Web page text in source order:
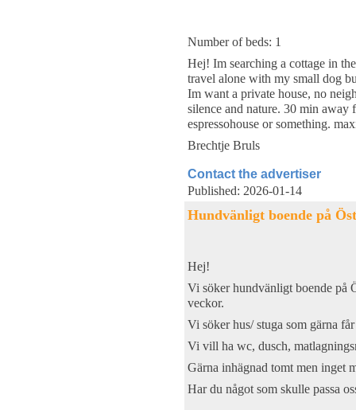
Number of beds: 1
Hej! Im searching a cottage in
travel alone with my small dog
Im want a private house, no
silence and nature. 30 min away
espressohouse or something.
Brechtje Bruls
Contact the advertiser
Published: 2026-01-14
Hundvänligt boende på
Hej!
Vi söker hundvänligt boende på
veckor.
Vi söker hus/ stuga som gärna
Vi vill ha wc, dusch,
Gärna inhägnad tomt men inget
Har du något som skulle passa